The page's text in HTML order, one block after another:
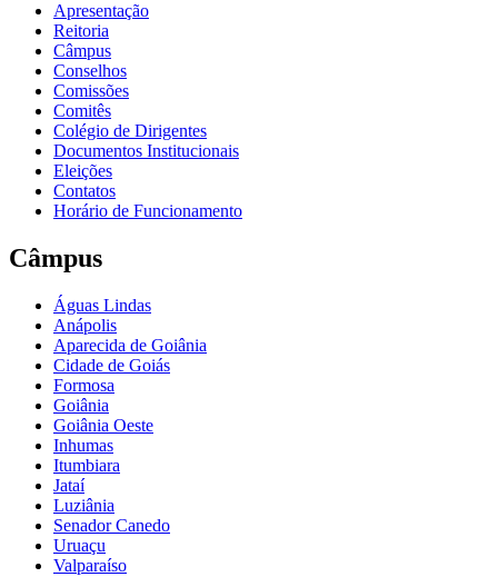
Apresentação
Reitoria
Câmpus
Conselhos
Comissões
Comitês
Colégio de Dirigentes
Documentos Institucionais
Eleições
Contatos
Horário de Funcionamento
Câmpus
Águas Lindas
Anápolis
Aparecida de Goiânia
Cidade de Goiás
Formosa
Goiânia
Goiânia Oeste
Inhumas
Itumbiara
Jataí
Luziânia
Senador Canedo
Uruaçu
Valparaíso